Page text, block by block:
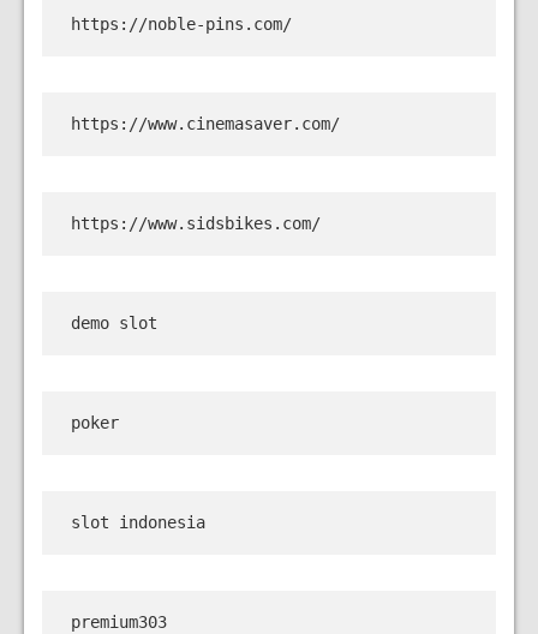
https://noble-pins.com/
https://www.cinemasaver.com/
https://www.sidsbikes.com/
demo slot
poker
slot indonesia
premium303